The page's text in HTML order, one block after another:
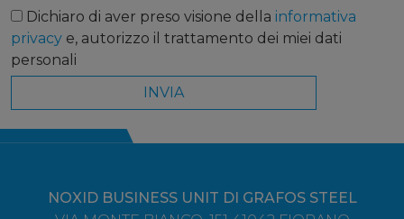
Dichiaro di aver preso visione della informativa
privacy e, autorizzo il trattamento dei miei dati
personali
NOXID BUSINESS UNIT DI GRAFOS STEEL